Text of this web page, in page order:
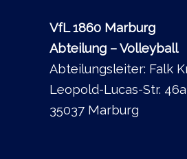
VfL 1860 Marburg
Abteilung – Volleyball
Abteilungsleiter: Falk
Leopold-Lucas-Str. 46a
35037 Marburg